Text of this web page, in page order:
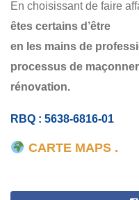
En choisissant de faire
êtes certains d’être
en les mains de
processus de
rénovation.
RBQ : 5638-6816-01
CARTE MAPS .